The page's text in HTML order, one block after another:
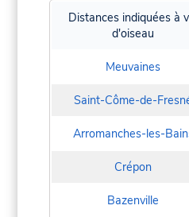
Distances indiquées à
d'oiseau
Meuvaines
Saint-Côme-de-
Arromanches-les-
Crépon
Bazenville